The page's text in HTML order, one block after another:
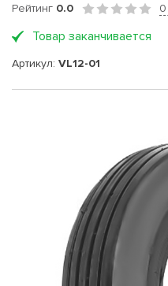
Рейтинг 0.0
Товар заканчивается
Артикул: VL12-01